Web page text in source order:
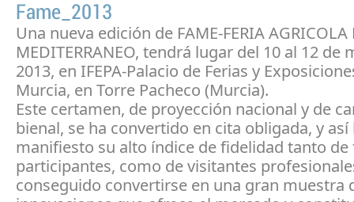
Fame_2013
Una nueva edición de FAME-FERIA AGRICOLA
MEDITERRANEO, tendrá lugar del 10 al 12 de
2013, en IFEPA-Palacio de Ferias y
Murcia, en Torre Pacheco (Murcia).
Este certamen, de proyección nacional y de
bienal, se ha convertido en cita obligada, y
manifiesto su alto índice de fidelidad tanto
participantes, como de visitantes
conseguido convertirse en una gran muestra